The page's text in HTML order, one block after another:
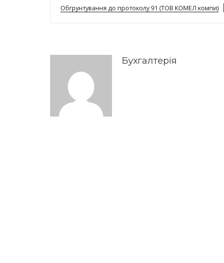
Обгрунтування до протоколу 91 (ТОВ КОМЕЛ компи)
Бухгалтерія